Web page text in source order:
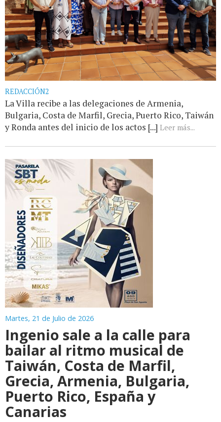
REDACCIÓN2
La Villa recibe a las delegaciones de Armenia,
Bulgaria, Costa de Marfil, Grecia, Puerto Rico, Taiwán
y Ronda antes del inicio de los actos [...] Leer más...
Martes, 21 de Julio de 2026
Ingenio sale a la calle para
bailar al ritmo musical de
Taiwán, Costa de Marfil,
Grecia, Armenia, Bulgaria,
Puerto Rico, España y
Canarias